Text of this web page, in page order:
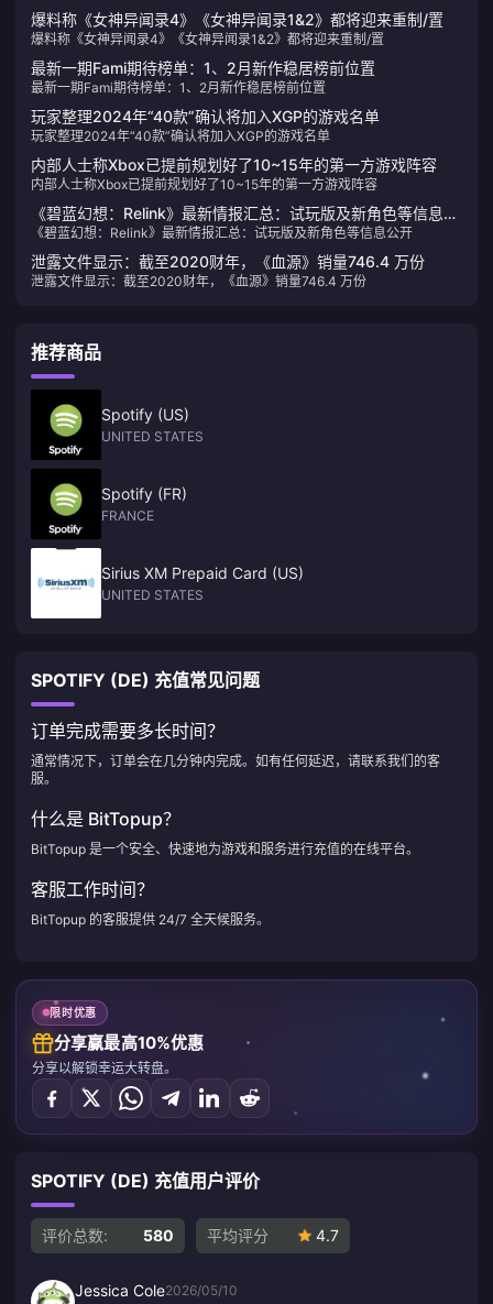
爆料称《女神异闻录4》《女神异闻录1&2》都将迎来重制/置
爆料称《女神异闻录4》《女神异闻录1&2》都将迎来重制/置
最新一期Fami期待榜单：1、2月新作稳居榜前位置
最新一期Fami期待榜单：1、2月新作稳居榜前位置
玩家整理2024年“40款”确认将加入XGP的游戏名单
玩家整理2024年“40款”确认将加入XGP的游戏名单
内部人士称Xbox已提前规划好了10~15年的第一方游戏阵容
内部人士称Xbox已提前规划好了10~15年的第一方游戏阵容
《碧蓝幻想：Relink》最新情报汇总：试玩版及新角色等信息公
开
《碧蓝幻想：Relink》最新情报汇总：试玩版及新角色等信息公开
泄露文件显示：截至2020财年，《血源》销量746.4 万份
泄露文件显示：截至2020财年，《血源》销量746.4 万份
推荐商品
Spotify (US)
UNITED STATES
Spotify (FR)
FRANCE
Sirius XM Prepaid Card (US)
UNITED STATES
SPOTIFY (DE) 充值常见问题
订单完成需要多长时间？
通常情况下，订单会在几分钟内完成。如有任何延迟，请联系我们的客
服。
什么是 BitTopup？
BitTopup 是一个安全、快速地为游戏和服务进行充值的在线平台。
客服工作时间？
BitTopup 的客服提供 24/7 全天候服务。
限时优惠
分享赢最高10%优惠
分享以解锁幸运大转盘。
SPOTIFY (DE) 充值用户评价
评价总数: 580 平均评分 4.7
Jessica Cole2026/05/10